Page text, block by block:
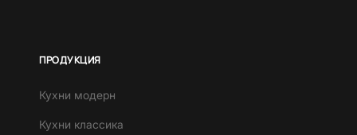
ПРОДУКЦИЯ
Кухни модерн
Кухни классика